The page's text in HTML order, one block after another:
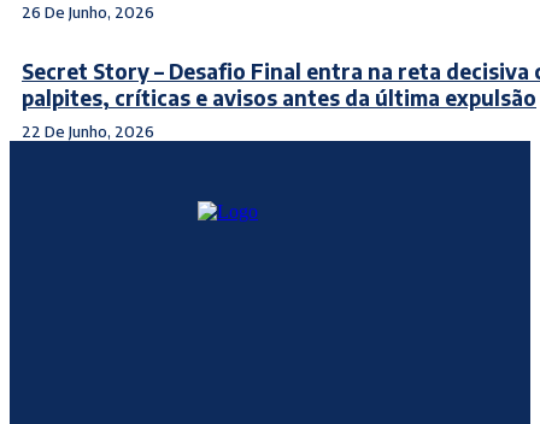
26 De Junho, 2026
Secret Story – Desafio Final entra na reta decisiva
palpites, críticas e avisos antes da última expulsão
22 De Junho, 2026